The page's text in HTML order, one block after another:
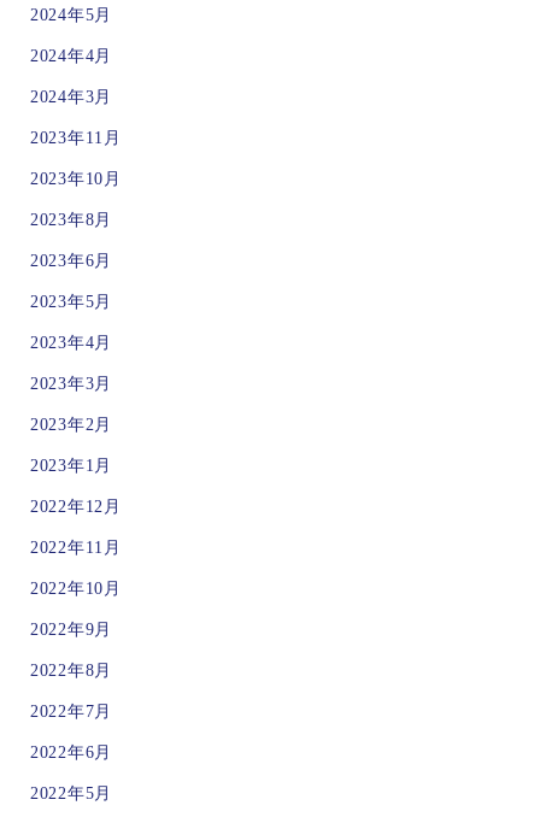
2024年5月
2024年4月
2024年3月
2023年11月
2023年10月
2023年8月
2023年6月
2023年5月
2023年4月
2023年3月
2023年2月
2023年1月
2022年12月
2022年11月
2022年10月
2022年9月
2022年8月
2022年7月
2022年6月
2022年5月